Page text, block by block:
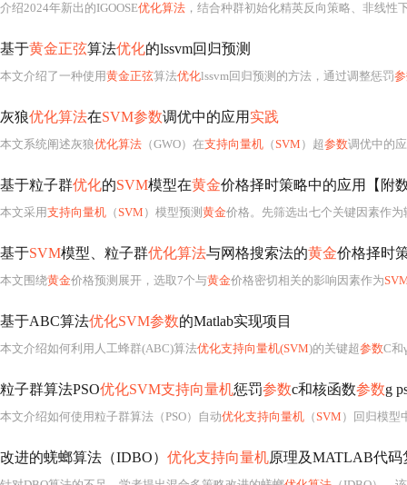
介绍2024年新出的IGOOSE优化算法 ，结合种群初始化精英反向策略、非线性
基于黄金正弦算法优化的lssvm回归预测
本文介绍了一种使用黄金正弦算法优化lssvm回归预测的方法，通过调整惩罚
灰狼优化算法在SVM参数调优中的应用 实践
本文系统阐述灰狼优化算法 （GWO）在支持向量机 （SVM ）超参数调优中的
基于粒子群优化的SVM模型在黄金价格择时策略中的应用【附
本文采用支持向量机 （SVM ）模型预测 黄金价格。先筛选出七个关键因素作
基于SVM模型、粒子群优化算法与网格搜索法的黄金价格择时
本文围绕黄金价格预测展开，选取7个与黄金价格密切相关的影响因素作为
基于ABC算法优化SVM参数的Matlab实现项目
本文介绍如何利用人工蜂群(ABC)算法优化支持向量机(SVM)的关键超参数C和γ，提升分
粒子群算法PSO优化SVM支持向量机惩罚参数c和核函数参数g
本文介绍如何使用粒子群算法（PSO）自动优化支持向量机 （SVM ）回归模型
改进的蜣螂算法（IDBO） 优化支持向量机原理及MATLAB代码